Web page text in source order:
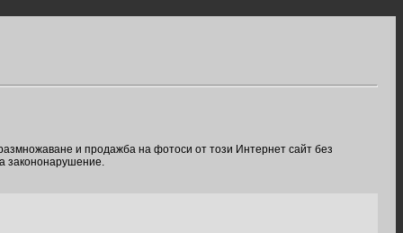
и продажба на фотоси от този Интернет сайт без
закононарушение.